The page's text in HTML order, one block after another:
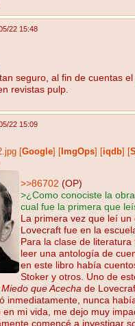
22 15:48
seguro, al fin de cuentas
revistas pulp.
22 15:09
Google ImgOps iqdb
>>86702 (OP)
>¿Como conociste la
cual fue la primera que
La primera vez que leí un
Lovecraft fue en la
Para la clase de
leer una antología de
en este libro había
Stoker y otros. Uno de
que Acecha de
inmediatamente, nunca
en mi vida, me dejo muy
comencé a investigar